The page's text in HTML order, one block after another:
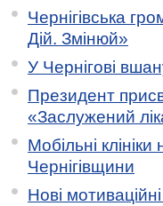
Чернігівська
Дій. Змінюй»
У Чернігові
Президент
«Заслужений
Мобільні
Чернігівщини
Нові